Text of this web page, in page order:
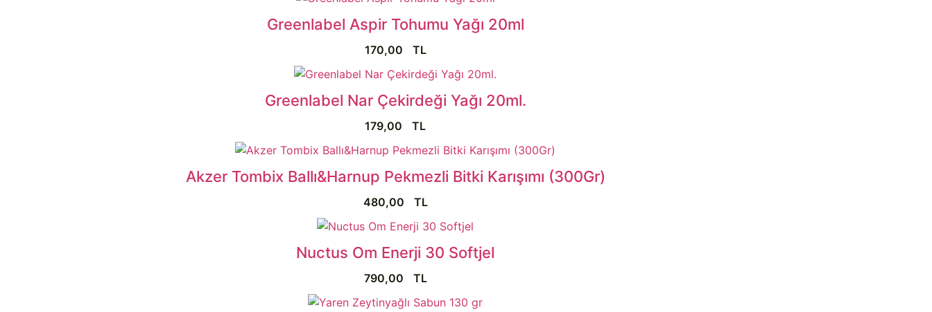
Greenlabel Aspir Tohumu Yağı 20ml
170,00 TL
Greenlabel Nar Çekirdeği Yağı 20ml.
179,00 TL
Akzer Tombix Ballı&Harnup Pekmezli Bitki Karışımı (300Gr)
480,00 TL
Nuctus Om Enerji 30 Softjel
790,00 TL